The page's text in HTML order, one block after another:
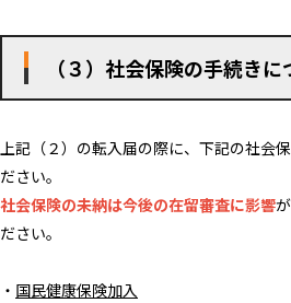
（３）社会保険の手続きに
上記（２）の転入届の際に、下記の社会
ださい。
社会保険の未納は今後の在留審査に影響
ださい。
・ 国民健康保険加入